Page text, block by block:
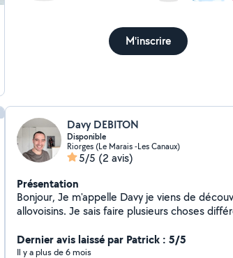
M'inscrire
Davy DEBITON
Disponible
Riorges (Le Marais -Les Canaux)
5/5 (2 avis)
Présentation
Bonjour, Je m'appelle Davy je viens de découvrir
allovoisins. Je sais faire plusieurs choses
passant par du bricolage, montage de
entretiens extérieurs, etc.. Je suis notamment
Dernier avis laissé par Patrick : 5/5
Il y a plus de 6 mois